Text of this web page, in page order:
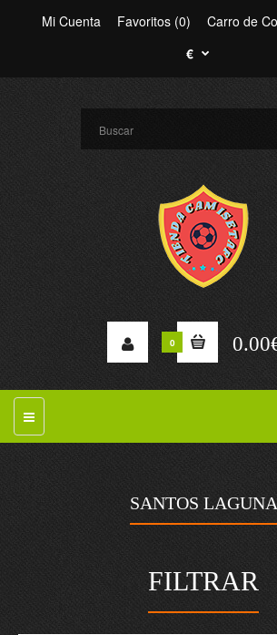
Mi Cuenta Favoritos (0) Carro de
€
0
SANTOS LAGUNA
FILTRAR